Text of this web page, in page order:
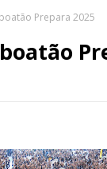
Prepara 2025